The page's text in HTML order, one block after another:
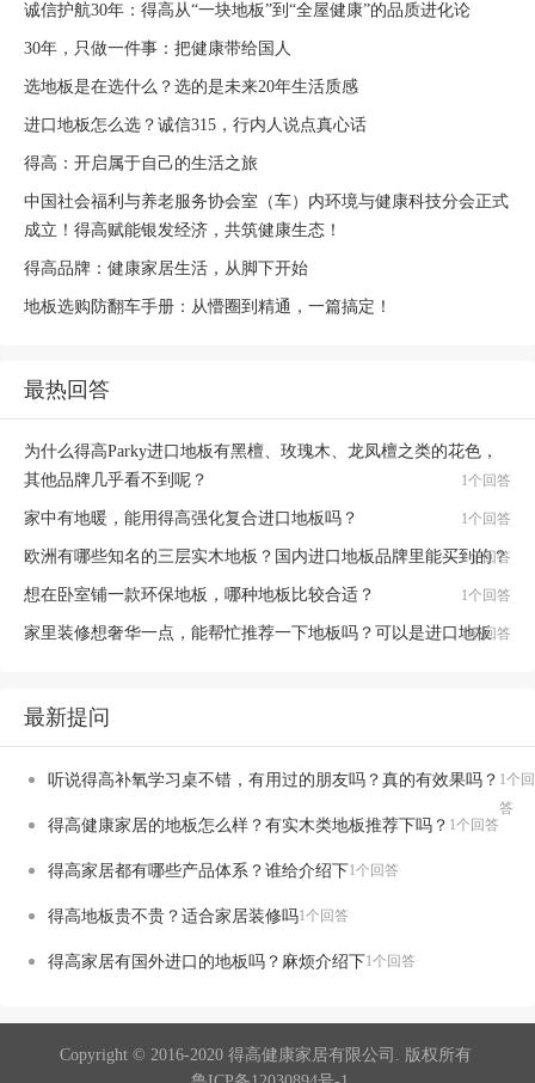
诚信护航30年：得高从“一块地板”到“全屋健康”的品质进化论
30年，只做一件事：把健康带给国人
选地板是在选什么？选的是未来20年生活质感
进口地板怎么选？诚信315，行内人说点真心话
得高：开启属于自己的生活之旅
中国社会福利与养老服务协会室（车）内环境与健康科技分会正式
成立！得高赋能银发经济，共筑健康生态！
得高品牌：健康家居生活，从脚下开始
地板选购防翻车手册：从懵圈到精通，一篇搞定！
最热回答
为什么得高Parky进口地板有黑檀、玫瑰木、龙凤檀之类的花色，
其他品牌几乎看不到呢？
1个回答
家中有地暖，能用得高强化复合进口地板吗？ 1个回答
欧洲有哪些知名的三层实木地板？国内进口地板品牌里能买到的？
1个回答
想在卧室铺一款环保地板，哪种地板比较合适？ 1个回答
家里装修想奢华一点，能帮忙推荐一下地板吗？可以是进口地板
1个回答
最新提问
听说得高补氧学习桌不错，有用过的朋友吗？真的有效果吗？ 1个回
答
得高健康家居的地板怎么样？有实木类地板推荐下吗？ 1个回答
得高家居都有哪些产品体系？谁给介绍下1个回答
得高地板贵不贵？适合家居装修吗1个回答
得高家居有国外进口的地板吗？麻烦介绍下1个回答
Copyright © 2016-2020 得高健康家居有限公司. 版权所有